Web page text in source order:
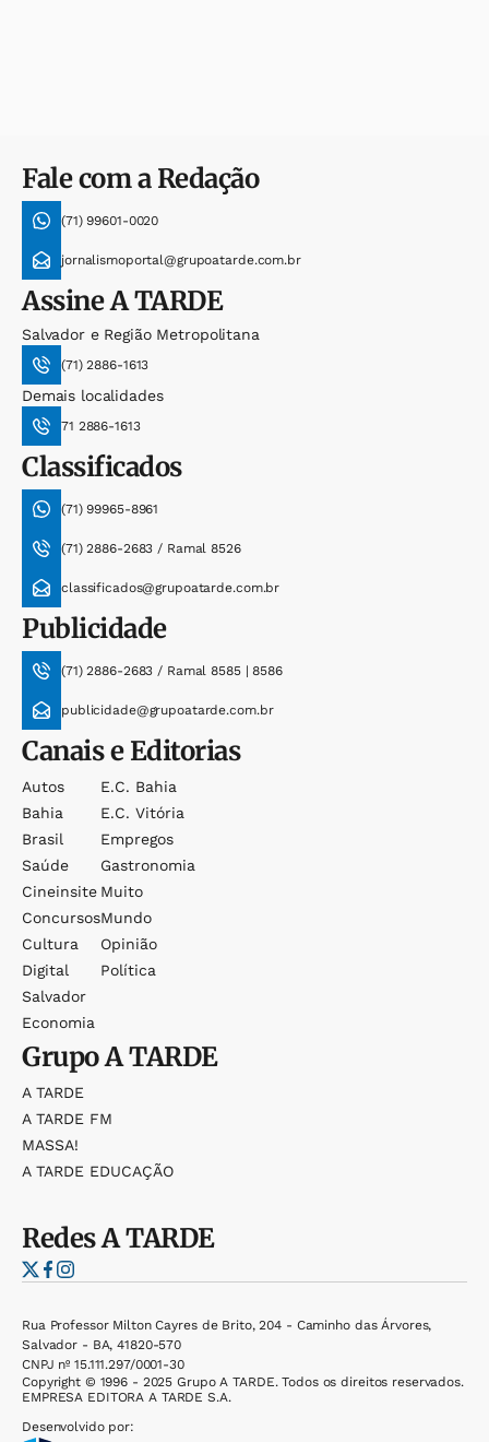
Fale com a Redação
(71) 99601-0020
jornalismoportal@grupoatarde.com.br
AssineA TARDE
Salvador e Região Metropolitana
(71) 2886-1613
Demais localidades
71 2886-1613
Classificados
(71) 99965-8961
(71) 2886-2683 / Ramal 8526
classificados@grupoatarde.com.br
Publicidade
(71) 2886-2683 / Ramal 8585 | 8586
publicidade@grupoatarde.com.br
Canais e Editorias
Autos
Bahia
Brasil
Saúde
Cineinsite
Concursos
Cultura
Digital
Salvador
Economia
E.c. Bahia
E.c. Vitória
Empregos
Gastronomia
Muito
Mundo
Opinião
Política
GrupoA TARDE
A TARDE
A TARDE FM
MASSA!
A TARDE EDUCAÇÃO
RedesA TARDE
Rua Professor Milton Cayres de Brito, 204 - Caminho das Árvores,
Salvador - BA, 41820-570
CNPJ nº 15.111.297/0001-30
Copyright © 1996 - 2025 Grupo A TARDE. Todos os direitos reservados.
EMPRESA EDITORA A TARDE S.A.
Desenvolvido por: